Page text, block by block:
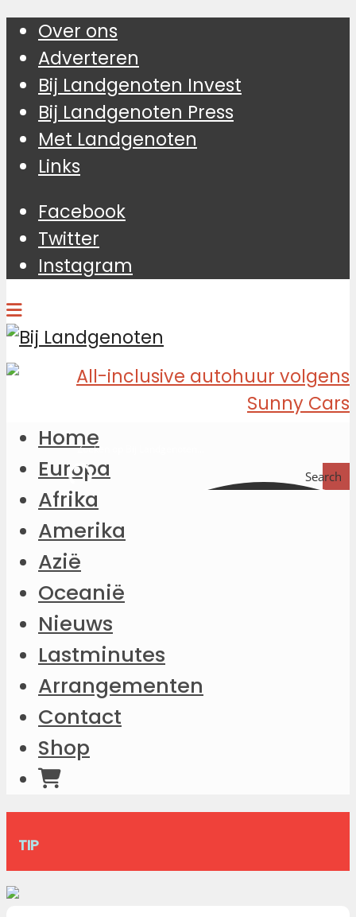
Over ons
Adverteren
Bij Landgenoten Invest
Bij Landgenoten Press
Met Landgenoten
Links
Facebook
Twitter
Instagram
Search
Home
Europa
Afrika
Amerika
Azië
Oceanië
Nieuws
Lastminutes
Arrangementen
Contact
Shop
TIP